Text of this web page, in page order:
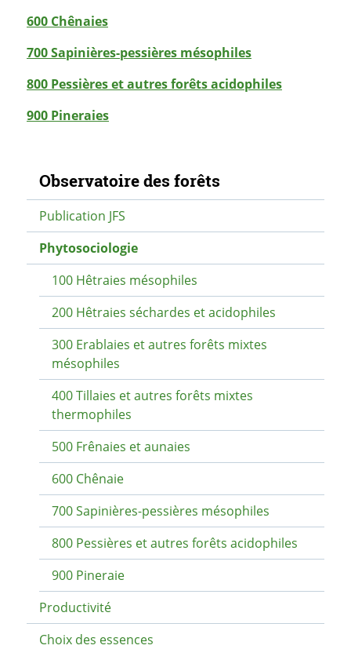
600 Chênaies
700 Sapinières-pessières mésophiles
800 Pessières et autres forêts acidophiles
900 Pineraies
Navigation secondaire
Observatoire des forêts
Publication JFS
Phytosociologie
100 Hêtraies mésophiles
200 Hêtraies séchardes et acidophiles
300 Erablaies et autres forêts mixtes
mésophiles
400 Tillaies et autres forêts mixtes
thermophiles
500 Frênaies et aunaies
600 Chênaie
700 Sapinières-pessières mésophiles
800 Pessières et autres forêts acidophiles
900 Pineraie
Productivité
Choix des essences